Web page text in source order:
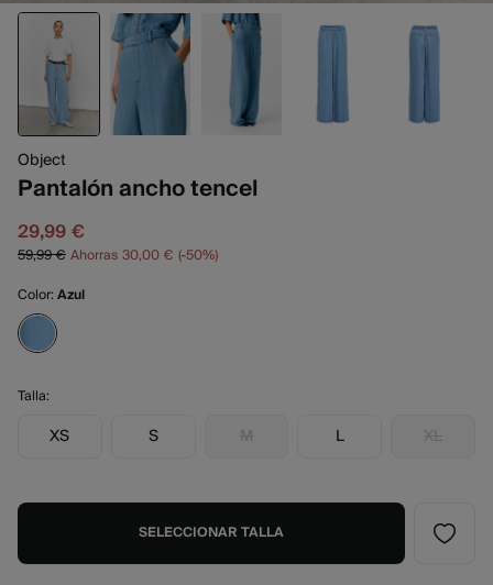
Object
Pantalón ancho tencel
29,99 €
59,99 €Ahorras 30,00 €
50
Color:Azul
Talla:
XS S M L XL
SELECCIONAR TALLA